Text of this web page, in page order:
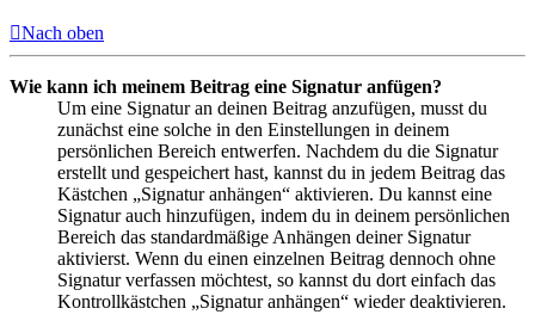
Nach oben
Wie kann ich meinem Beitrag eine Signatur anfügen?
Um eine Signatur an deinen Beitrag anzufügen, musst du
zunächst eine solche in den Einstellungen in deinem
persönlichen Bereich entwerfen. Nachdem du die Signatur
erstellt und gespeichert hast, kannst du in jedem Beitrag das
Kästchen „Signatur anhängen“ aktivieren. Du kannst eine
Signatur auch hinzufügen, indem du in deinem persönlichen
Bereich das standardmäßige Anhängen deiner Signatur
aktivierst. Wenn du einen einzelnen Beitrag dennoch ohne
Signatur verfassen möchtest, so kannst du dort einfach das
Kontrollkästchen „Signatur anhängen“ wieder deaktivieren.